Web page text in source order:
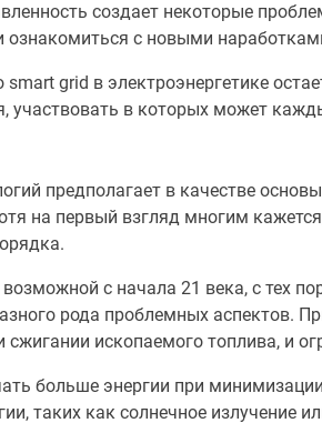
создает некоторые
с новыми
smart grid в электроэнергетике
участвовать в которых может
предполагает в качестве
на первый взгляд многим
с начала 21 века, с тех
рода проблемных аспектов.
ископаемого топлива, и
больше энергии при
таких как солнечное излучение